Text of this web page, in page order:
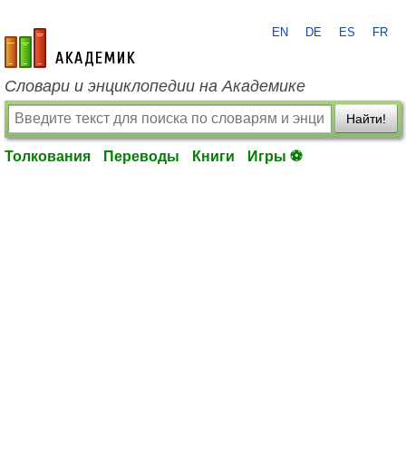
academic.ru
EN DE ES FR
Словари и энциклопедии на Академике
Найти!
Толкования Переводы Книги Игры ⚽